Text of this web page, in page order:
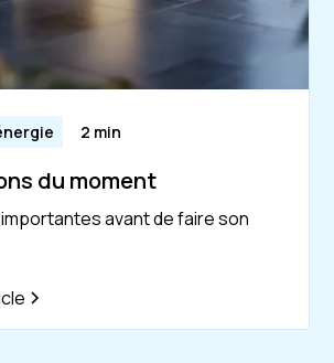
2 min
du moment
avant de faire son